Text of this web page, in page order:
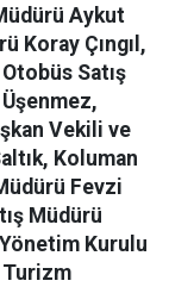
Aykut
Koray Çıngıl,
Satış
Vekili ve
Koluman
Fevzi
Müdürü
Kurulu
Turizm